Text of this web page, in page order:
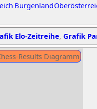
Burgenland
Elo-Zeitreihe, Grafik